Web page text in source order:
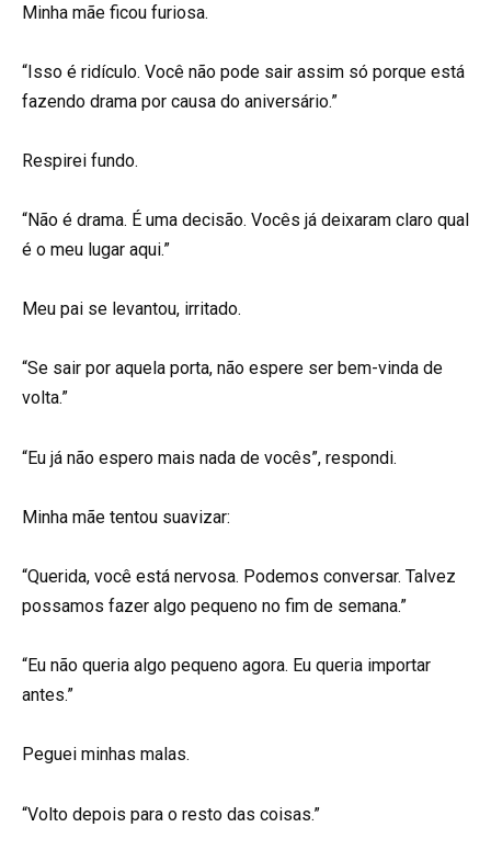
Minha mãe ficou furiosa.
“Isso é ridículo. Você não pode sair assim só porque está
fazendo drama por causa do aniversário.”
Respirei fundo.
“Não é drama. É uma decisão. Vocês já deixaram claro qual
é o meu lugar aqui.”
Meu pai se levantou, irritado.
“Se sair por aquela porta, não espere ser bem-vinda de
volta.”
“Eu já não espero mais nada de vocês”, respondi.
Minha mãe tentou suavizar:
“Querida, você está nervosa. Podemos conversar. Talvez
possamos fazer algo pequeno no fim de semana.”
“Eu não queria algo pequeno agora. Eu queria importar
antes.”
Peguei minhas malas.
“Volto depois para o resto das coisas.”